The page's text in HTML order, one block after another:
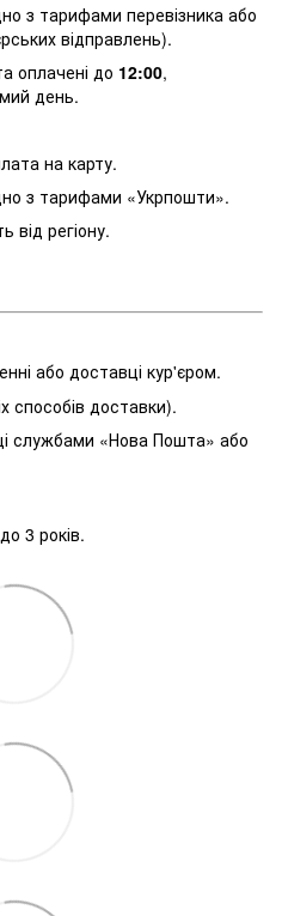
з тарифами перевізника або
відправлень).
оплачені до 12:00,
день.
на карту.
з тарифами «Укрпошти».
від регіону.
або доставці кур'єром.
способів доставки).
службами «Нова Пошта» або
3 років.